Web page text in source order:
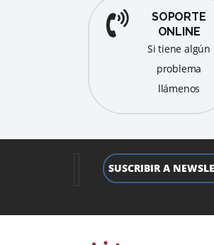
SOPORTE
ONLINE
Si tiene algún
problema
llámenos